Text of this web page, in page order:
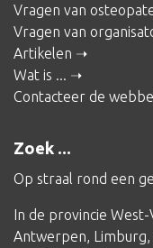
Vragen van
Vragen van
Artikelen
Wat is ...
Contacteer de
Zoek ...
Op straal rond een
In de provincie West-
Antwerpen, Limburg,